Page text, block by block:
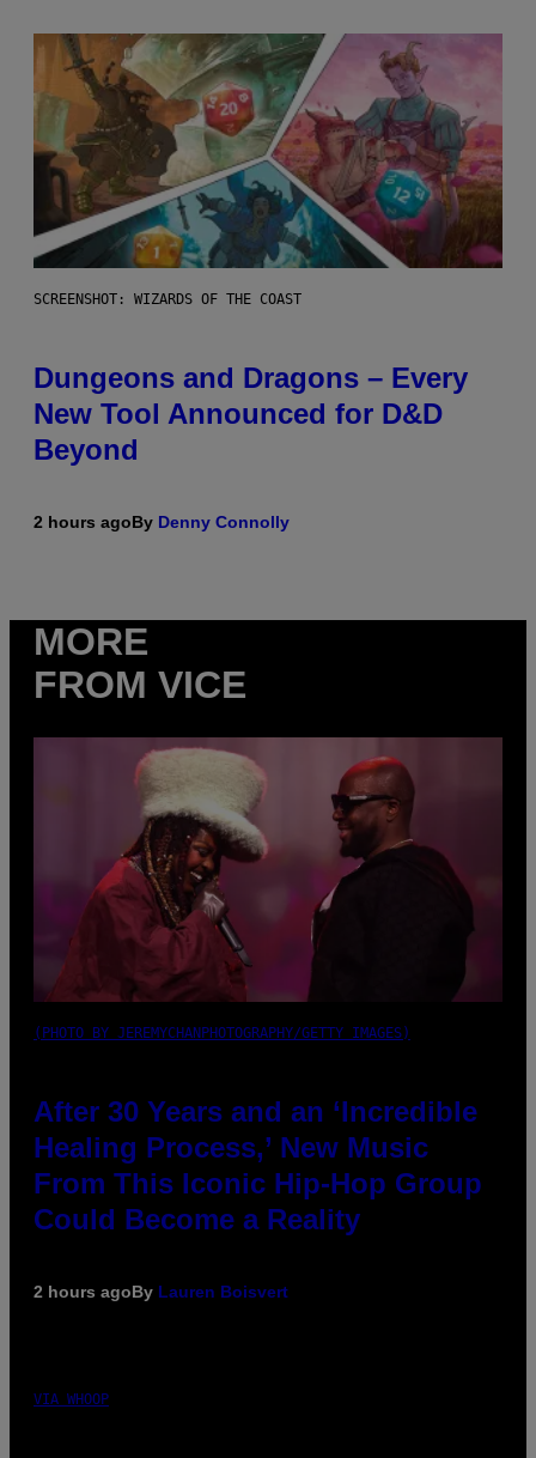
SCREENSHOT: WIZARDS OF THE COAST
Dungeons and Dragons – Every
New Tool Announced for D&D
Beyond
2 hours agoBy Denny Connolly
MORE
FROM VICE
(PHOTO BY JEREMYCHANPHOTOGRAPHY/GETTY IMAGES)
After 30 Years and an ‘Incredible
Healing Process,’ New Music
From This Iconic Hip-Hop Group
Could Become a Reality
2 hours agoBy Lauren Boisvert
VIA WHOOP